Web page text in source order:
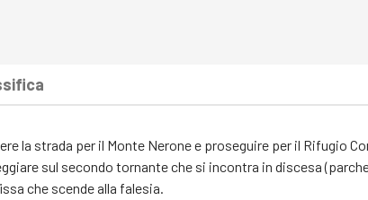
la strada per il Monte Nerone e proseguire per il Rifugio
sul secondo tornante che si incontra in discesa
che scende alla falesia.